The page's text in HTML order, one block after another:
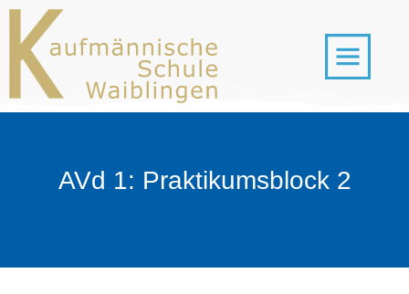
AVd 1: Praktikumsblock 2